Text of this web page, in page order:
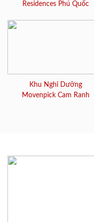
Residences Phú Quốc
Khu Nghỉ Dưỡng
Movenpick Cam Ranh